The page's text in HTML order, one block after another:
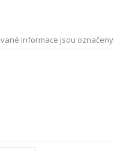
informace jsou označeny